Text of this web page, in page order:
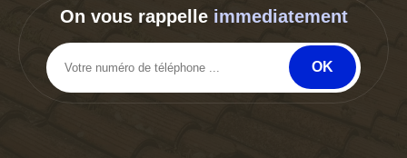
On vous rappelle immediatement